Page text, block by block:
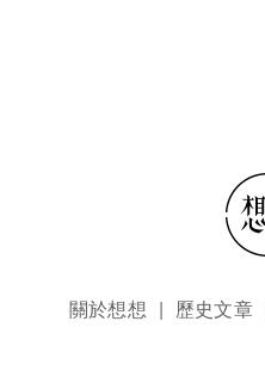
頁尾選單關於想想 歷史文章